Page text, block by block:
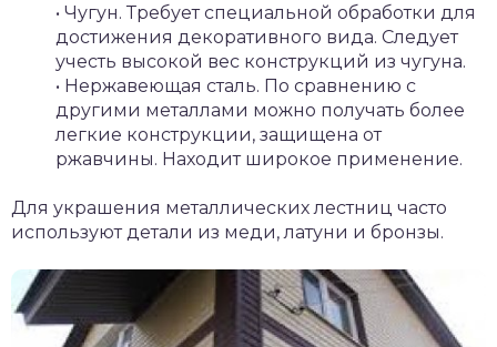
• Чугун. Требует специальной обработки для
достижения декоративного вида. Следует
учесть высокой вес конструкций из чугуна.
• Нержавеющая сталь. По сравнению с
другими металлами можно получать более
легкие конструкции, защищена от
ржавчины. Находит широкое применение.
Для украшения металлических лестниц часто
используют детали из меди, латуни и бронзы.